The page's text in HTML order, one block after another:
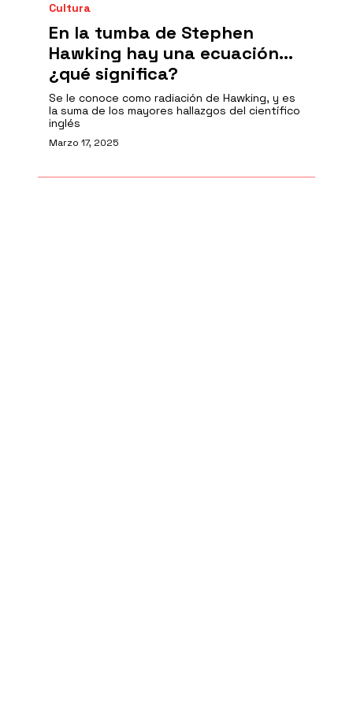
Cultura
En la tumba de Stephen
Hawking hay una ecuación...
¿qué significa?
Se le conoce como radiación de Hawking, y es
la suma de los mayores hallazgos del científico
inglés
Marzo 17, 2025